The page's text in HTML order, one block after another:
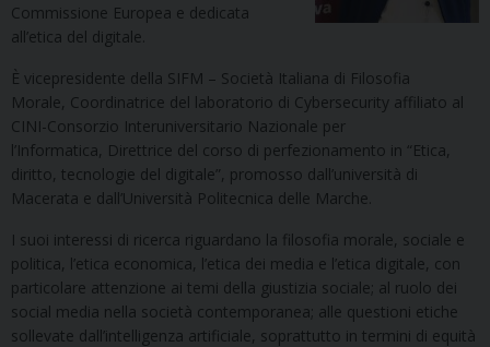
Commissione Europea e dedicata
all’etica del digitale.
È vicepresidente della SIFM – Società Italiana di Filosofia
Morale, Coordinatrice del laboratorio di Cybersecurity affiliato al
CINI-Consorzio Interuniversitario Nazionale per
l’Informatica, Direttrice del corso di perfezionamento in “Etica,
diritto, tecnologie del digitale”, promosso dall’università di
Macerata e dall’Università Politecnica delle Marche.
I suoi interessi di ricerca riguardano la filosofia morale, sociale e
politica, l’etica economica, l’etica dei media e l’etica digitale, con
particolare attenzione ai temi della giustizia sociale; al ruolo dei
social media nella società contemporanea; alle questioni etiche
sollevate dall’intelligenza artificiale, soprattutto in termini di equità